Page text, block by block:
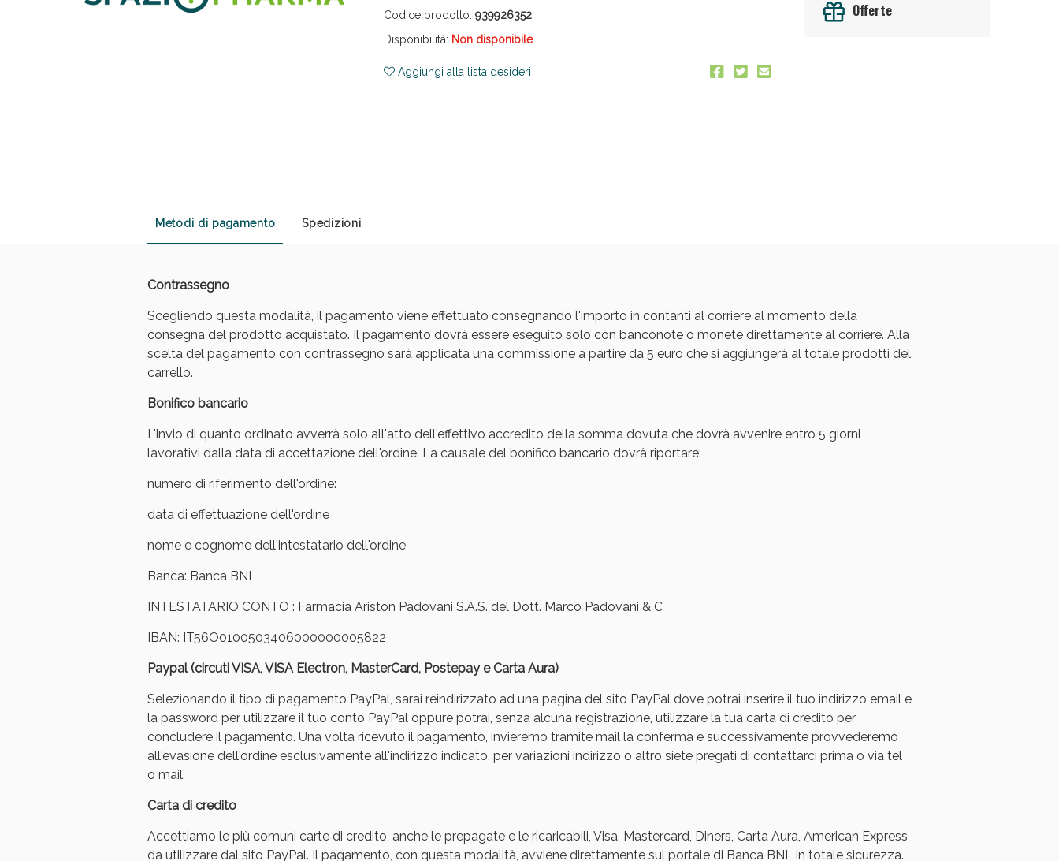
Codice prodotto: 939926352
Disponibilità: Non disponibile
Aggiungi alla lista desideri
Offerte
Metodi di pagamento Spedizioni
Contrassegno
Scegliendo questa modalità, il pagamento viene effettuato consegnando l'importo in contanti al corriere al momento della
consegna del prodotto acquistato. Il pagamento dovrà essere eseguito solo con banconote o monete direttamente al corriere. Alla
scelta del pagamento con contrassegno sarà applicata una commissione a partire da 5 euro che si aggiungerà al totale prodotti del
carrello.
Bonifico bancario
L'invio di quanto ordinato avverrà solo all'atto dell'effettivo accredito della somma dovuta che dovrà avvenire entro 5 giorni
lavorativi dalla data di accettazione dell'ordine. La causale del bonifico bancario dovrà riportare:
numero di riferimento dell'ordine:
data di effettuazione dell'ordine
nome e cognome dell'intestatario dell'ordine
Banca: Banca BNL
INTESTATARIO CONTO : Farmacia Ariston Padovani S.A.S. del Dott. Marco Padovani & C
IBAN: IT56O0100503406000000005822
Paypal (circuti VISA, VISA Electron, MasterCard, Postepay e Carta Aura)
Selezionando il tipo di pagamento PayPal, sarai reindirizzato ad una pagina del sito PayPal dove potrai inserire il tuo indirizzo email e
la password per utilizzare il tuo conto PayPal oppure potrai, senza alcuna registrazione, utilizzare la tua carta di credito per
concludere il pagamento. Una volta ricevuto il pagamento, invieremo tramite mail la conferma e successivamente provvederemo
all'evasione dell'ordine esclusivamente all'indirizzo indicato, per variazioni indirizzo o altro siete pregati di contattarci prima o via tel
o mail.
Carta di credito
Accettiamo le più comuni carte di credito, anche le prepagate e le ricaricabili, Visa, Mastercard, Diners, Carta Aura, American Express
da utilizzare dal sito PayPal. Il pagamento, con questa modalità, avviene direttamente sul portale di Banca BNL in totale sicurezza.
Salini e Multivitaminici: oggi Sconto extra fino al 50%!
Anticellulite e Fanghi: Sconto fino al 40% valido oggi!